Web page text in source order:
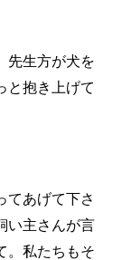
先生方が犬を
と抱き上げて
てあげて下さ
い主さんが言
。私たちもそ